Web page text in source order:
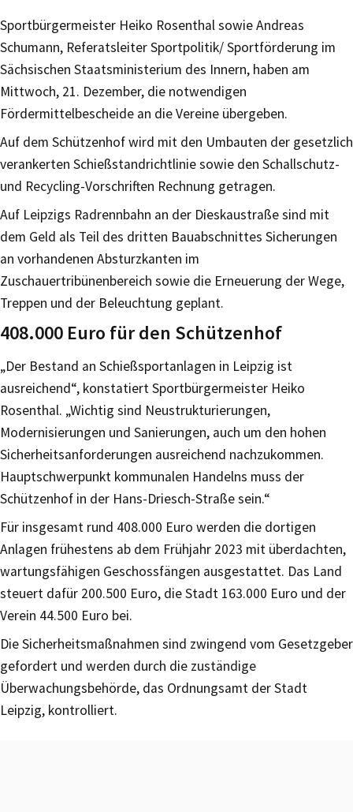
Sportbürgermeister Heiko Rosenthal sowie Andreas
Schumann, Referatsleiter Sportpolitik/ Sportförderung im
Sächsischen Staatsministerium des Innern, haben am
Mittwoch, 21. Dezember, die notwendigen
Fördermittelbescheide an die Vereine übergeben.
Auf dem Schützenhof wird mit den Umbauten der gesetzlich
verankerten Schießstandrichtlinie sowie den Schallschutz-
und Recycling-Vorschriften Rechnung getragen.
Auf Leipzigs Radrennbahn an der Dieskaustraße sind mit
dem Geld als Teil des dritten Bauabschnittes Sicherungen
an vorhandenen Absturzkanten im
Zuschauertribünenbereich sowie die Erneuerung der Wege,
Treppen und der Beleuchtung geplant.
408.000 Euro für den Schützenhof
„Der Bestand an Schießsportanlagen in Leipzig ist
ausreichend“, konstatiert Sportbürgermeister Heiko
Rosenthal. „Wichtig sind Neustrukturierungen,
Modernisierungen und Sanierungen, auch um den hohen
Sicherheitsanforderungen ausreichend nachzukommen.
Hauptschwerpunkt kommunalen Handelns muss der
Schützenhof in der Hans-Driesch-Straße sein.“
Für insgesamt rund 408.000 Euro werden die dortigen
Anlagen frühestens ab dem Frühjahr 2023 mit überdachten,
wartungsfähigen Geschossfängen ausgestattet. Das Land
steuert dafür 200.500 Euro, die Stadt 163.000 Euro und der
Verein 44.500 Euro bei.
Die Sicherheitsmaßnahmen sind zwingend vom Gesetzgeber
gefordert und werden durch die zuständige
Überwachungsbehörde, das Ordnungsamt der Stadt
Leipzig, kontrolliert.